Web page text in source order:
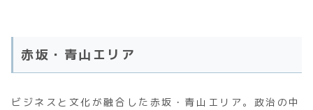
赤坂・青山エリア
ビジネスと文化が融合した赤坂・青山エリア。政治の中